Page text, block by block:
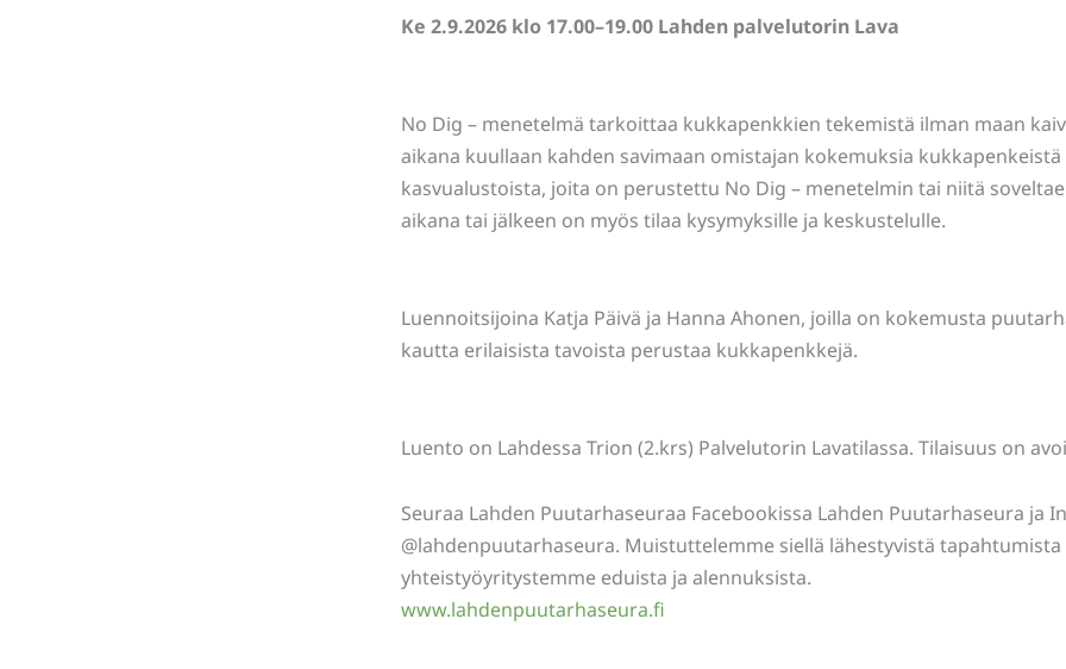
Ke 2.9.2026 klo 17.00–19.00 Lahden palvelutorin Lava
No Dig – menetelmä tarkoittaa kukkapenkkien tekemistä ilman maan
aikana kuullaan kahden savimaan omistajan kokemuksia
kasvualustoista, joita on perustettu No Dig – menetelmin tai niitä
aikana tai jälkeen on myös tilaa kysymyksille ja keskustelulle.
Luennoitsijoina Katja Päivä ja Hanna Ahonen, joilla on kokemusta
kautta erilaisista tavoista perustaa kukkapenkkejä.
Luento on Lahdessa Trion (2.krs) Palvelutorin Lavatilassa. Tilaisuus on
Seuraa Lahden Puutarhaseuraa Facebookissa Lahden Puutarhaseura ja
@lahdenpuutarhaseura. Muistuttelemme siellä lähestyvistä tapahtumista
yhteistyöyritystemme eduista ja alennuksista.
www.lahdenpuutarhaseura.fi